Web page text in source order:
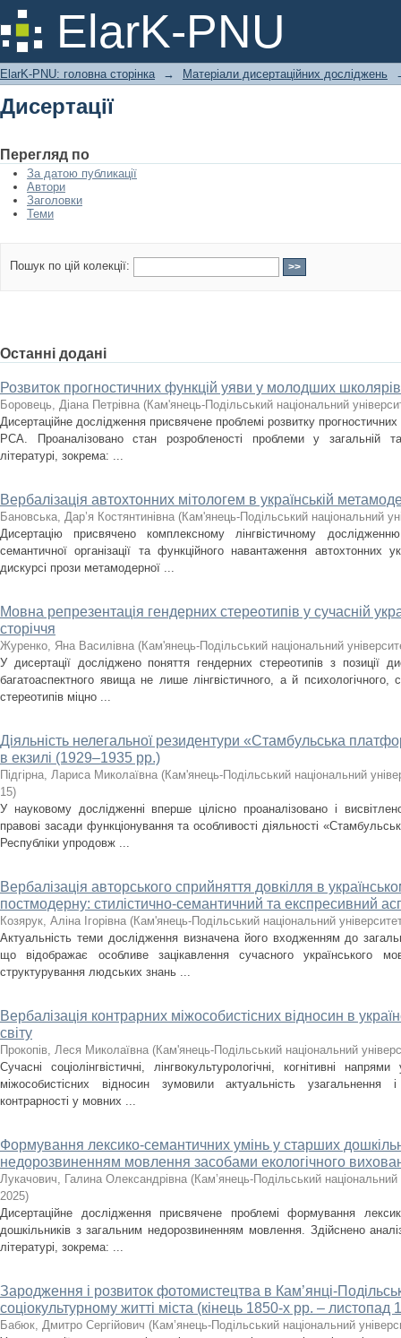
ElarK-PNU
Дисертації
ElarK-PNU: головна сторінка → Матеріали дисертаційних досліджень
Дисертації
Перегляд по
За датою публикації
Автори
Заголовки
Теми
Пошук по цій колекції:
Останні додані
Розвиток прогностичних функцій уяви у молодших
Боровець, Діана Петрівна (Кам'янець-Подільський національний
Дисертаційне дослідження присвячене проблемі розвитку
РСА. Проаналізовано стан розробленості проблеми у загальній та
літературі, зокрема: ...
Вербалізація автохтонних мітологем в українській
Бановська, Дар’я Костянтинівна (Кам'янець-Подільський національний
Дисертацію присвячено комплексному лінгвістичному дослідженню
семантичної організації та функційного навантаження автохтонних
дискурсі прози метамодерної ...
Мовна репрезентація гендерних стереотипів у сучасній
сторіччя
Журенко, Яна Василівна (Кам'янець-Подільський національний
У дисертації досліджено поняття гендерних стереотипів з позиції
багатоаспектного явища не лише лінгвістичного, а й психологічного,
стереотипів міцно ...
Діяльність нелегальної резидентури «Стамбульська
в екзилі (1929–1935 рр.)
Підгірна, Лариса Миколаївна (Кам'янець-Подільський національний
15)
У науковому дослідженні вперше цілісно проаналізовано і
правові засади функціонування та особливості діяльності
Республіки упродовж ...
Вербалізація авторського сприйняття довкілля в
постмодерну: стилістично-семантичний та експресивний
Козярук, Аліна Ігорівна (Кам'янець-Подільський національний
Актуальність теми дослідження визначена його входженням до
що відображає особливе зацікавлення сучасного українського
структурування людських знань ...
Вербалізація контрарних міжособистісних відносин в
світу
Прокопів, Леся Миколаївна (Кам'янець-Подільський національний
Сучасні соціолінгвістичні, лінгвокультурологічні, когнітивні
міжособистісних відносин зумовили актуальність узагальнення
контрарності у мовних ...
Формування лексико-семантичних умінь у старших
недорозвиненням мовлення засобами екологічного
Лукачович, Галина Олександрівна (Кам’янець-Подільський національний
2025)
Дисертаційне дослідження присвячене проблемі формування
дошкільників з загальним недорозвиненням мовлення. Здійснено
літературі, зокрема: ...
Зародження і розвиток фотомистецтва в Кам’янці-
соціокультурному житті міста (кінець 1850-х рр. – листопад
Бабюк, Дмитро Сергійович (Кам’янець-Подільський національний